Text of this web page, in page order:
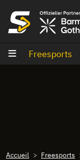
Freesports
Accueil Freesports